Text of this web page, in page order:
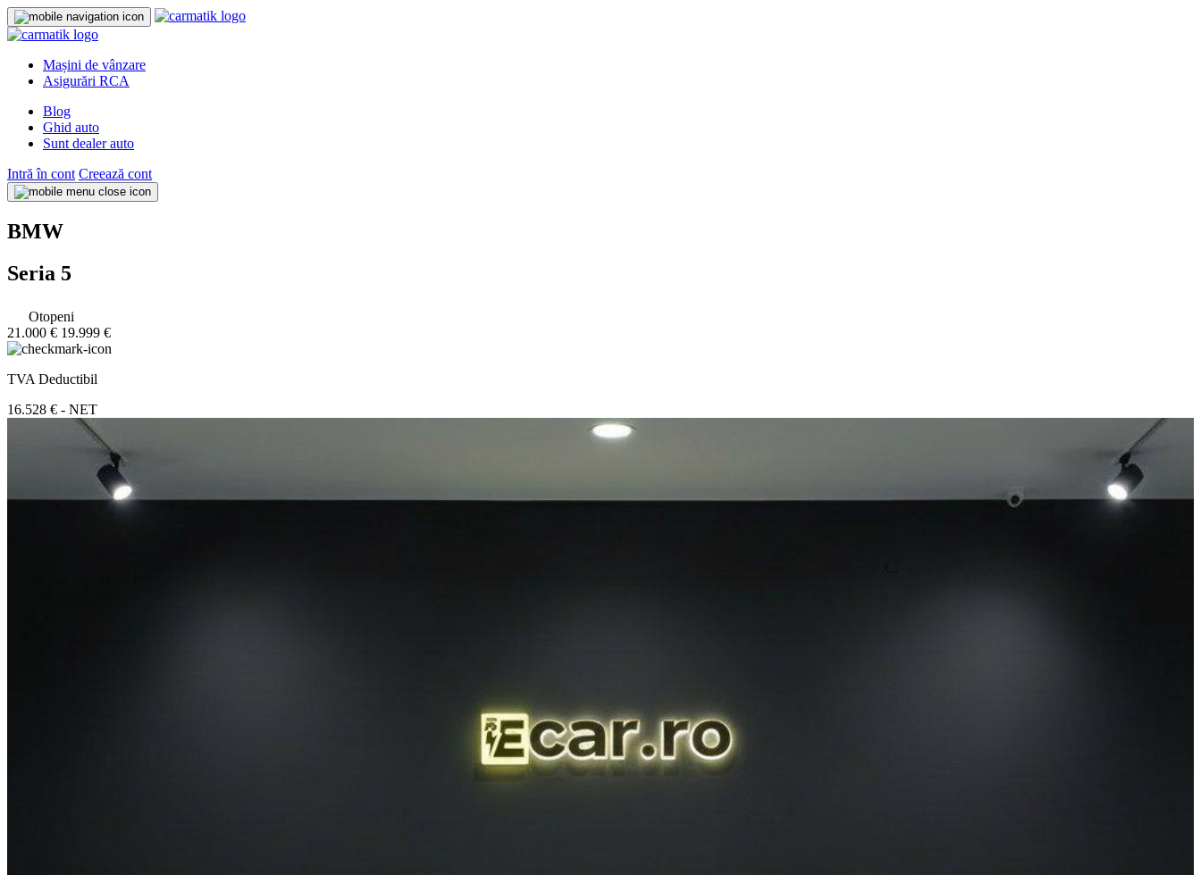
Mașini de vânzare
Asigurări RCA
Blog
Ghid auto
Sunt dealer auto
Intră în cont Creează cont
BMW
Seria 5
Otopeni
21.000 € 19.999 €
TVA Deductibil
16.528 € - NET